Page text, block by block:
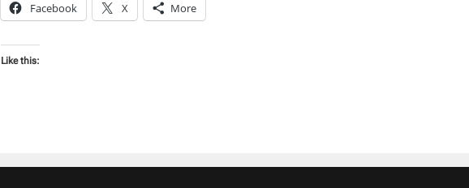
Facebook X More
Like this: